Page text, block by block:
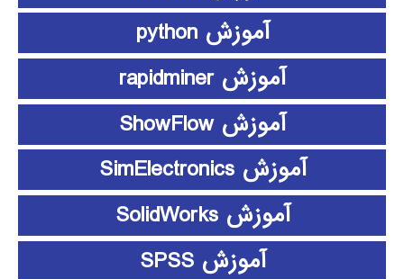
آموزش python
آموزش rapidminer
آموزش ShowFlow
آموزش SimElectronics
آموزش SolidWorks
آموزش SPSS